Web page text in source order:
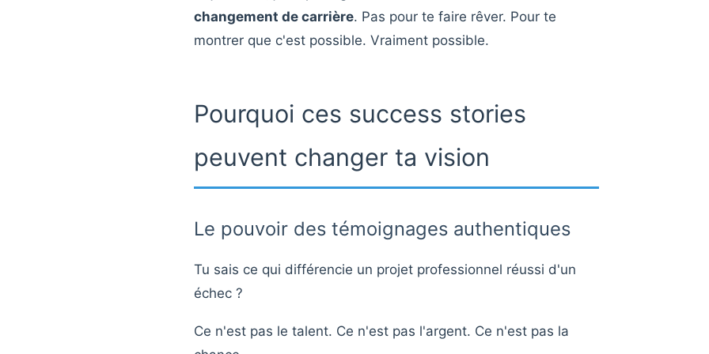
changement de carrière. Pas pour te faire rêver. Pour te
montrer que c'est possible. Vraiment possible.
Pourquoi ces success stories
peuvent changer ta vision
Le pouvoir des témoignages authentiques
Tu sais ce qui différencie un projet professionnel réussi d'un
échec ?
Ce n'est pas le talent. Ce n'est pas l'argent. Ce n'est pas la